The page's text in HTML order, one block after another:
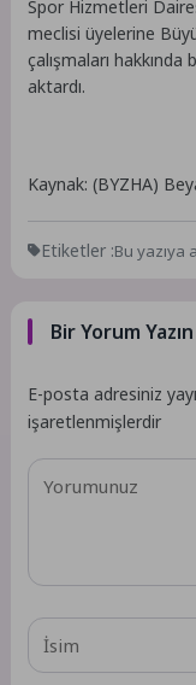
Spor Hizmetleri
meclisi üyelerine
çalışmaları
aktardı.
Kaynak: (BYZHA)
Etiketler :Bu yazıya
Bir Yorum Yazın
E-posta adresiniz
işaretlenmişlerdir